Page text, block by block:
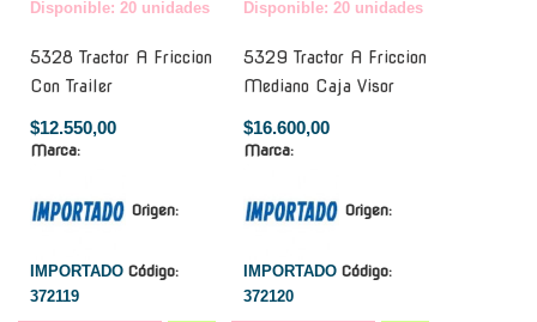
Disponible: 20 unidades
5328 Tractor A Friccion
Con Trailer
$12.550,00
Marca:
Origen:
IMPORTADO Código:
372119
Disponible: 20 unidades
5329 Tractor A Friccion
Mediano Caja Visor
$16.600,00
Marca:
Origen:
IMPORTADO Código:
372120